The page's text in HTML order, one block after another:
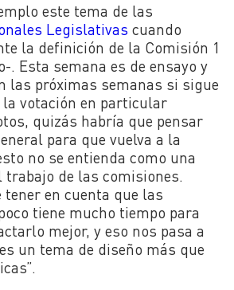
este tema de las
Legislativas cuando
la definición de la Comisión 1
. Esta semana es de ensayo y
las próximas semanas si sigue
la votación en particular
quizás habría que pensar
para que vuelva a la
no se entienda como una
de las comisiones.
tener en cuenta que las
tiene mucho tiempo para
mejor, y eso nos pasa a
un tema de diseño más que